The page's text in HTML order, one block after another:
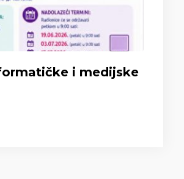
i medijske